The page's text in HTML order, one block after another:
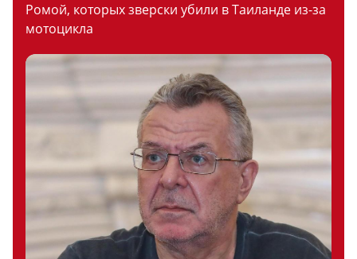
Ромой, которых зверски убили в Таиланде из-за
мотоцикла